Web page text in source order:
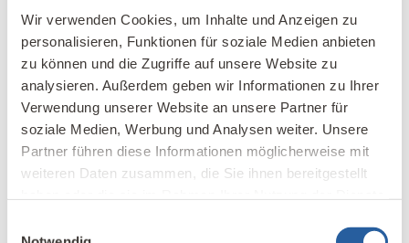
Wir verwenden Cookies, um Inhalte und Anzeigen zu
personalisieren, Funktionen für soziale Medien anbieten
zu können und die Zugriffe auf unsere Website zu
analysieren. Außerdem geben wir Informationen zu Ihrer
Verwendung unserer Website an unsere Partner für
soziale Medien, Werbung und Analysen weiter. Unsere
Partner führen diese Informationen möglicherweise mit
weiteren Daten zusammen, die Sie ihnen bereitgestellt